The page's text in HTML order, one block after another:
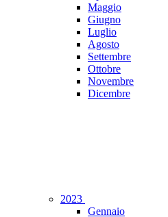
Maggio
Giugno
Luglio
Agosto
Settembre
Ottobre
Novembre
Dicembre
2023
Gennaio